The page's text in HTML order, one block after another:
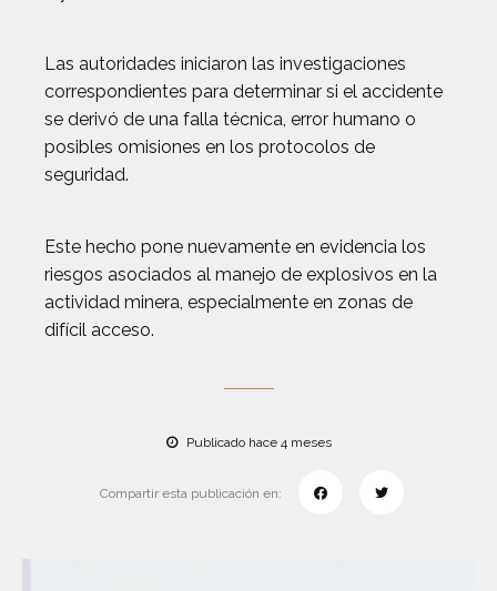
Las autoridades iniciaron las investigaciones
correspondientes para determinar si el accidente
se derivó de una falla técnica, error humano o
posibles omisiones en los protocolos de
seguridad.
Este hecho pone nuevamente en evidencia los
riesgos asociados al manejo de explosivos en la
actividad minera, especialmente en zonas de
difícil acceso.
Publicado hace 4 meses
Compartir esta publicación en: